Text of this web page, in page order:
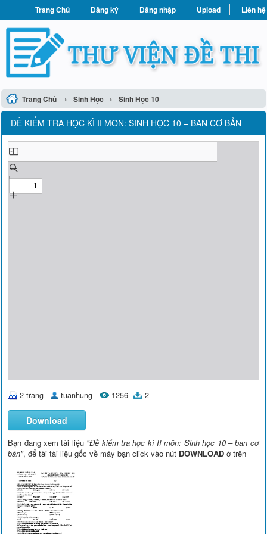
Trang Chủ Đăng ký Đăng nhập Upload Liên hệ
Trang Chủ › Sinh Học › Sinh Học 10
ĐỀ KIỂM TRA HỌC KÌ II MÔN: SINH HỌC 10 – BAN CƠ BẢN
2 trang tuanhung 1256 2
Download
Bạn đang xem tài liệu "Đề kiểm tra học kì II môn: Sinh học 10 – ban cơ
bản", để tải tài liệu gốc về máy bạn click vào nút DOWNLOAD ở trên